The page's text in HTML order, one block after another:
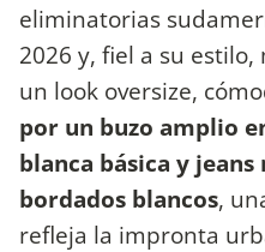
eliminatorias
2026 y, fiel a su
un look oversize,
por un buzo amplio
blanca básica y jeans
bordados blancos,
refleja la impronta